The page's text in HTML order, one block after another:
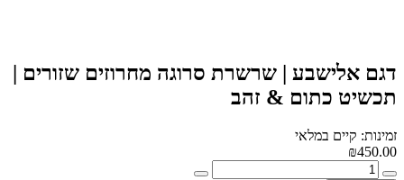
דגם אלישבע | שרשרת סרוגה מחרוזים שזורים |
תכשיט כתום & זהב
זמינות: קיים במלאי
₪450.00